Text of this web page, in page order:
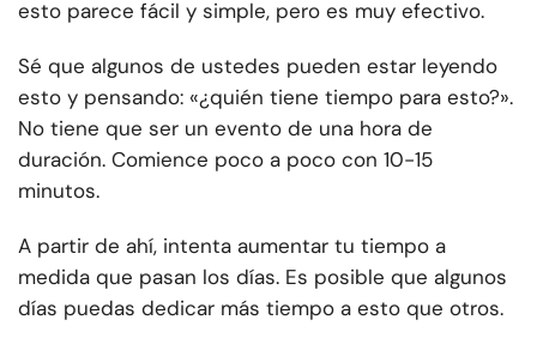
esto parece fácil y simple, pero es muy efectivo.
Sé que algunos de ustedes pueden estar leyendo
esto y pensando: «¿quién tiene tiempo para esto?».
No tiene que ser un evento de una hora de
duración. Comience poco a poco con 10-15
minutos.
A partir de ahí, intenta aumentar tu tiempo a
medida que pasan los días. Es posible que algunos
días puedas dedicar más tiempo a esto que otros.